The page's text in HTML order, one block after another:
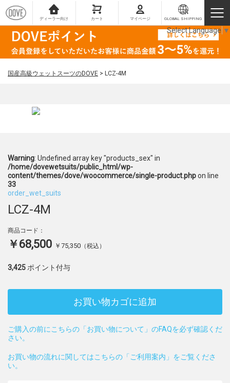
ディーラー向け カート マイページ GLOBAL SHIPPING
国産高級ウェットスーツのDOVE > LCZ-4M
Warning: Undefined array key "products_sex" in
/home/dovewetsuits/public_html/wp-
content/themes/dove/woocommerce/single-product.phpon line
33
order_wet_suits
LCZ-4M
商品コード：
￥68,500 ￥75,350 （税込）
3,425 ポイント付与
お買い物カゴに追加
ご購入の前にこちらの「お買い物について」のFAQを必ず確認くだ
さい。
お買い物の流れに関してはこちらの「ご利用案内」をご覧くださ
い。
Select Language ▼